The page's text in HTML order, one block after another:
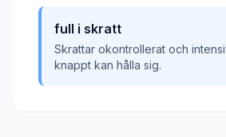
full i skratt
Skrattar okontrollerat och
knappt kan hålla sig.